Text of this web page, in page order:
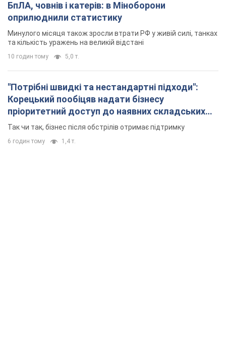
БпЛА, човнів і катерів: в Міноборони
оприлюднили статистику
Минулого місяця також зросли втрати РФ у живій силі, танках
та кількість уражень на великій відстані
10 годин тому 5,0 т.
"Потрібні швидкі та нестандартні підходи":
Корецький пообіцяв надати бізнесу
пріоритетний доступ до наявних складських
приміщень
Так чи так, бізнес після обстрілів отримає підтримку
6 годин тому 1,4 т.